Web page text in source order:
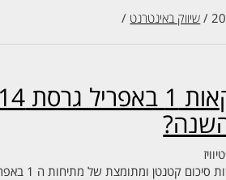
/ שיווק באינטרנט /
ומתומצת של מתיחות ה 1 באפריל שאותם הספקתי לתפוס השנה.